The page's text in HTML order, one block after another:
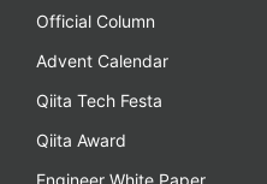
Official Column
Advent Calendar
Qiita Tech Festa
Qiita Award
Engineer White Paper